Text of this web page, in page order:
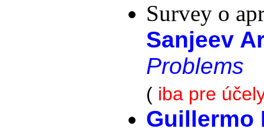
Survey o
Sanjeev
Problems
( iba pre
Guillermo